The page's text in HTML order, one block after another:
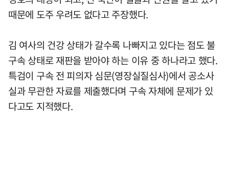
때문에 도주 우려도 없다고 주장했다.
김 여사의 건강 상태가 갈수록 나빠지고 있다는 점도 불
구속 상태로 재판을 받아야 하는 이유 중 하나라고 했다.
특검이 구속 전 피의자 심문(영장실질심사)에서 공소사
실과 무관한 자료를 제출했다며 구속 자체에 문제가 있
다고도 지적했다.